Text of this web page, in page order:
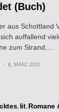
(Buch)
aus Schottland
auffallend
zum Strand,…
8. MÄRZ 2021
lit Romane